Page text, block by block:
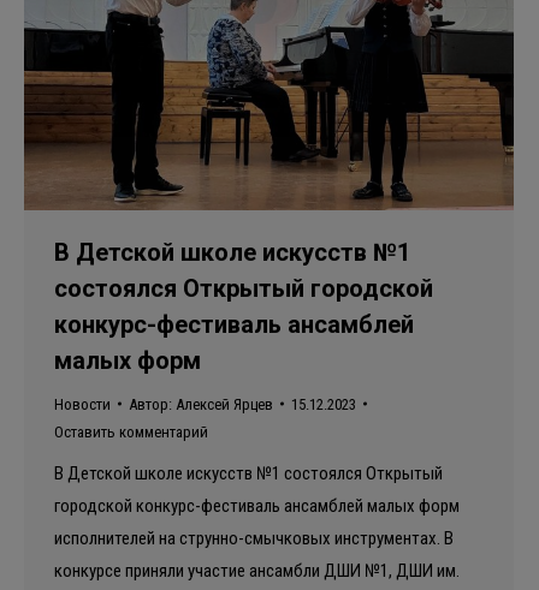
В Детской школе искусств №1
состоялся Открытый городской
конкурс-фестиваль ансамблей
малых форм
Новости Автор: Алексей Ярцев
15.12.2023
Оставить комментарий
В Детской школе искусств №1 состоялся Открытый
городской конкурс-фестиваль ансамблей малых форм
исполнителей на струнно-смычковых инструментах. В
конкурсе приняли участие ансамбли ДШИ №1, ДШИ им.